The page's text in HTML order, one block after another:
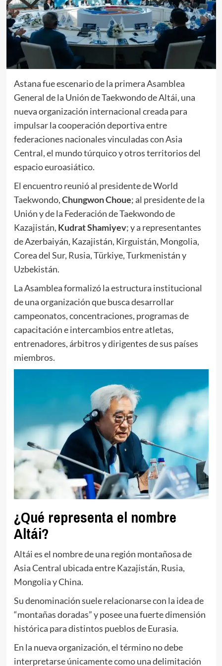
Astana fue escenario de la primera Asamblea
General de la Unión de Taekwondo de Altái, una
nueva organización internacional creada para
impulsar la cooperación deportiva entre
federaciones nacionales vinculadas con Asia
Central, el mundo túrquico y otros territorios del
espacio euroasiático.
El encuentro reunió al presidente de World
Taekwondo,ChungwonChoue; al presidente de la
Unión y de la Federación de Taekwondo de
Kazajistán, KudratShamiyev; y a representantes
de Azerbaiyán, Kazajistán, Kirguistán, Mongolia,
Corea del Sur, Rusia, Türkiye, Turkmenistán y
Uzbekistán.
La Asamblea formalizó la estructura institucional
de una organización que busca desarrollar
campeonatos, concentraciones, programas de
capacitación e intercambios entre atletas,
entrenadores, árbitros y dirigentes de sus países
miembros.
¿Qué representa el nombre
Altái?
Altái es el nombre de una región montañosa de
Asia Central ubicada entre Kazajistán, Rusia,
Mongolia y China.
Su denominación suele relacionarse con la idea de
“montañas doradas” y posee una fuerte dimensión
histórica para distintos pueblos de Eurasia.
En la nueva organización, el término no debe
interpretarse únicamente como una delimitación